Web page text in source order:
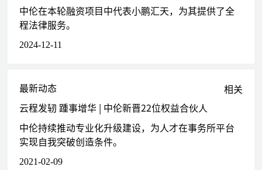
代理深圳市维也纳国际酒店管理有限公司处理旗下维也纳酒店
（双龙地铁站店）租赁合同纠纷
合同纠纷
代理九江银行、广州基金下属企业解决金融借款合同纠纷案诉讼
及执行阶段。执行标的涉及多处房产及土地使用权，该案目前于
广州市中级人民法院执行中
中伦在本轮融资项目中代表小鹏汇天，为其提供了全
程法律服务。
2024-12-11
最新动态 相关
云程发轫 踵事增华 | 中伦新晋22位权益合伙人
中伦持续推动专业化升级建设，为人才在事务所平台
实现自我突破创造条件。
2021-02-09